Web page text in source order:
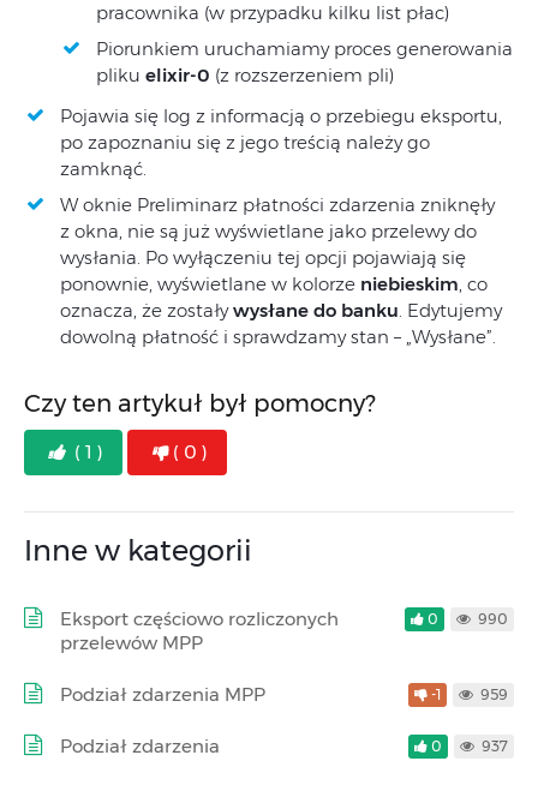
pracownika (w przypadku kilku list płac)
Piorunkiem uruchamiamy proces generowania
pliku elixir-0 (z rozszerzeniem pli)
Pojawia się log z informacją o przebiegu eksportu,
po zapoznaniu się z jego treścią należy go
zamknąć.
W oknie Preliminarz płatności zdarzenia zniknęły
z okna, nie są już wyświetlane jako przelewy do
wysłania. Po wyłączeniu tej opcji pojawiają się
ponownie, wyświetlane w kolorze niebieskim, co
oznacza, że zostaływysłane do banku. Edytujemy
dowolną płatność i sprawdzamy stan – „Wysłane”.
Czy ten artykuł był pomocny?
( 1 ) ( 0 )
Inne w kategorii
Eksport częściowo rozliczonych
przelewów MPP
0 990
Podział zdarzenia MPP -1 959
Podział zdarzenia 0 937